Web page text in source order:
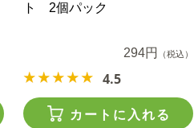
ト 2個パック
294円 （税込）
4.5
カートに入れる